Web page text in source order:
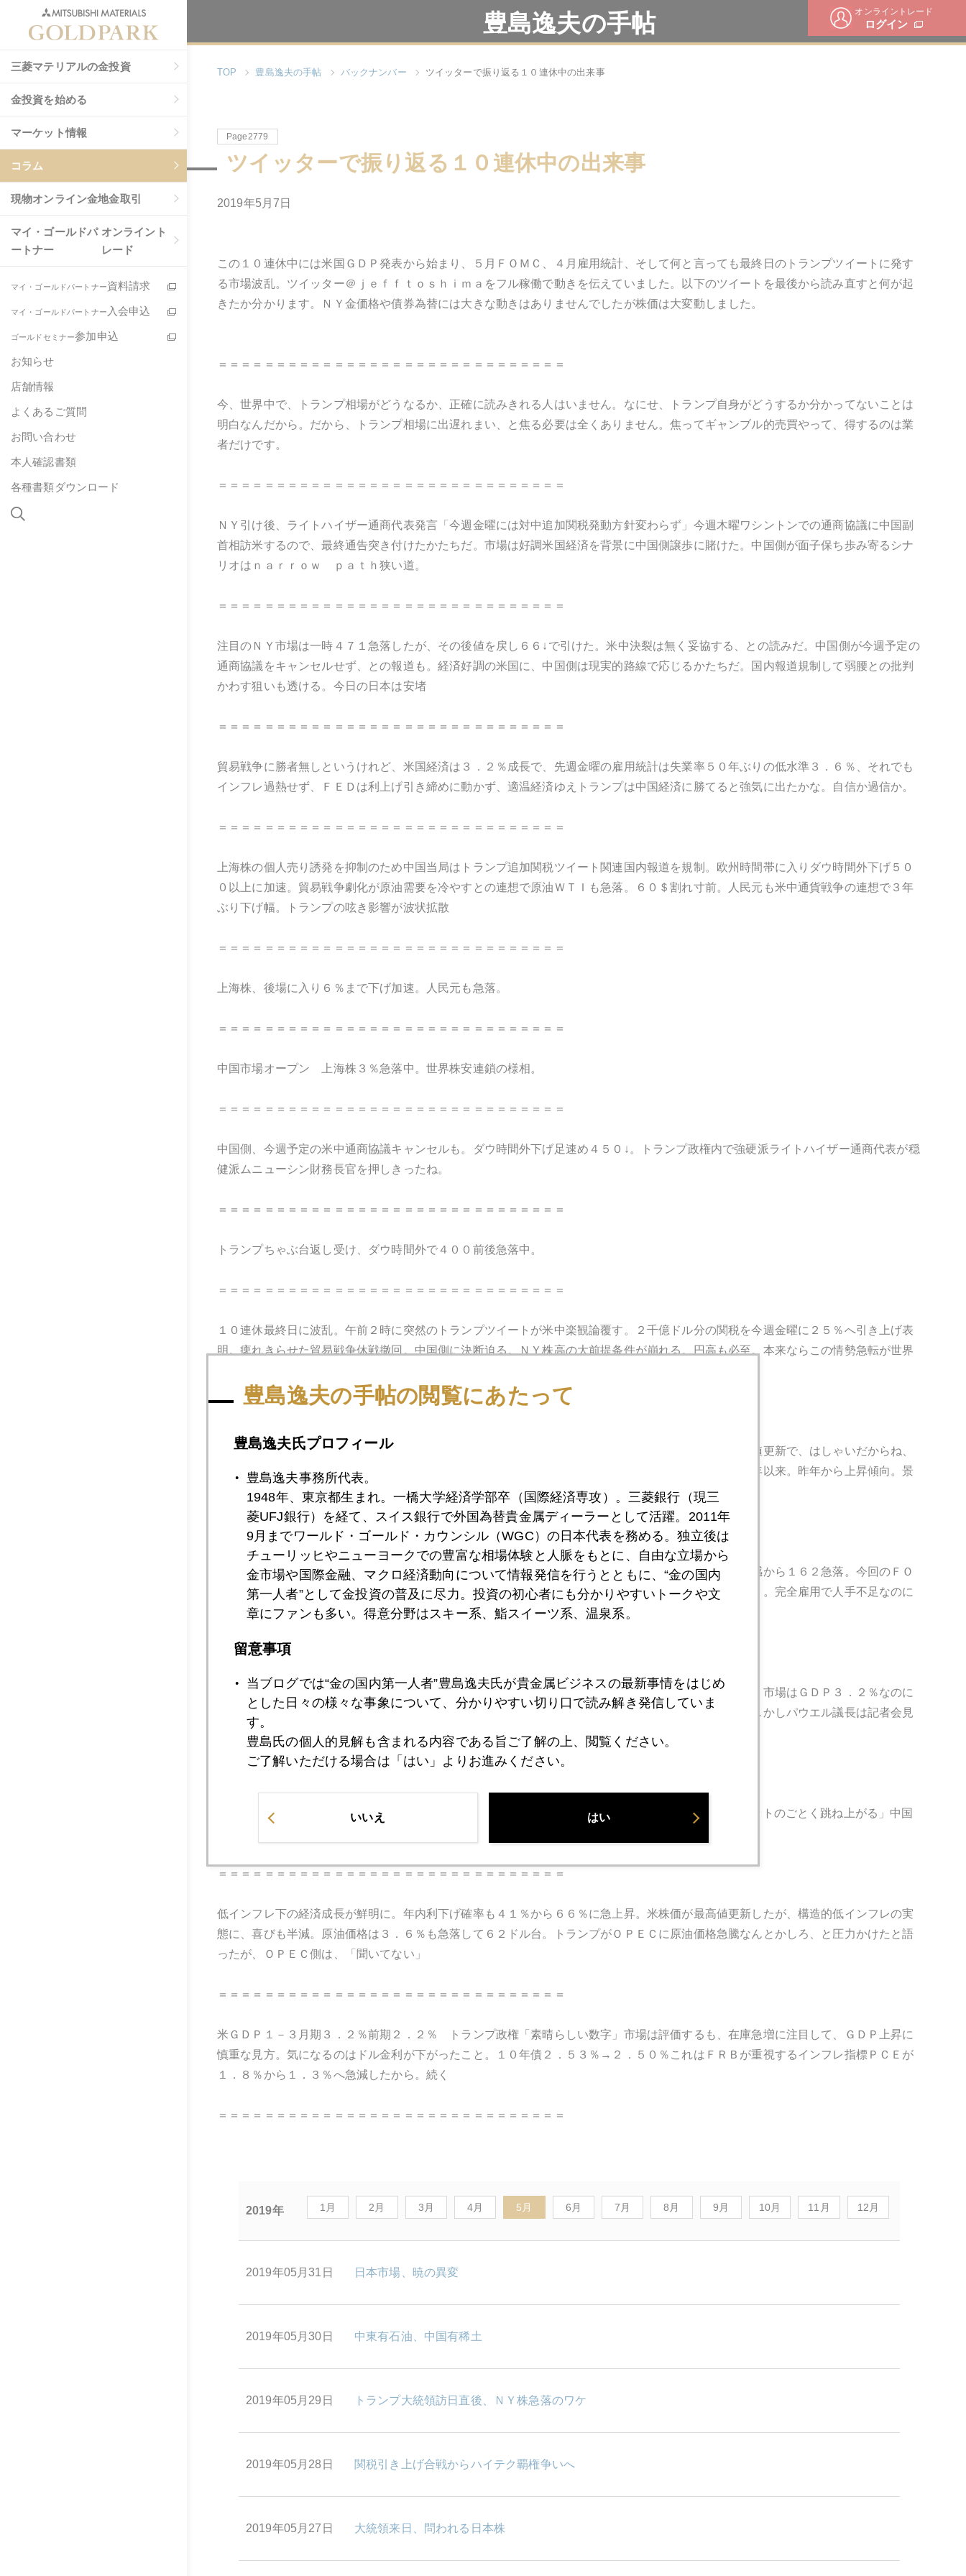
オンライントレード
ログイン
三菱マテリアルの金投資
金投資を始める
マーケット情報
コラム
現物オンライン金地金取引
マイ・ゴールドパ
ートナー
オンライント
レード
マイ・ゴールドパートナー資料請求
マイ・ゴールドパートナー 入会申込
ゴールドセミナー参加申込
お知らせ
店舗情報
よくあるご質問
お問い合わせ
本人確認書類
各種書類ダウンロード
豊島逸夫の手帖
TOP 豊島逸夫の手帖 バックナンバー ツイッターで振り返る１０連休中の出来事
Page2779
ツイッターで振り返る１０連休中の出来事
2019年5月7日
この１０連休中には米国ＧＤＰ発表から始まり、５月ＦＯＭＣ、４月雇用統計、そして何と言っても最終日のトランプツイートに発す
る市場波乱。ツイッター＠ｊｅｆｆｔｏｓｈｉｍａをフル稼働で動きを伝えていました。以下のツイートを最後から読み直すと何が起
きたか分かります。ＮＹ金価格や債券為替には大きな動きはありませんでしたが株価は大変動しました。
＝＝＝＝＝＝＝＝＝＝＝＝＝＝＝＝＝＝＝＝＝＝＝＝＝＝＝＝＝＝
今、世界中で、トランプ相場がどうなるか、正確に読みきれる人はいません。なにせ、トランプ自身がどうするか分かってないことは
明白なんだから。だから、トランプ相場に出遅れまい、と焦る必要は全くありません。焦ってギャンブル的売買やって、得するのは業
者だけです。
＝＝＝＝＝＝＝＝＝＝＝＝＝＝＝＝＝＝＝＝＝＝＝＝＝＝＝＝＝＝
ＮＹ引け後、ライトハイザー通商代表発言「今週金曜には対中追加関税発動方針変わらず」今週木曜ワシントンでの通商協議に中国副
首相訪米するので、最終通告突き付けたかたちだ。市場は好調米国経済を背景に中国側譲歩に賭けた。中国側が面子保ち歩み寄るシナ
リオはｎａｒｒｏｗ ｐａｔｈ狭い道。
＝＝＝＝＝＝＝＝＝＝＝＝＝＝＝＝＝＝＝＝＝＝＝＝＝＝＝＝＝＝
注目のＮＹ市場は一時４７１急落したが、その後値を戻し６６↓で引けた。米中決裂は無く妥協する、との読みだ。中国側が今週予定の
通商協議をキャンセルせず、との報道も。経済好調の米国に、中国側は現実的路線で応じるかたちだ。国内報道規制して弱腰との批判
かわす狙いも透ける。今日の日本は安堵
＝＝＝＝＝＝＝＝＝＝＝＝＝＝＝＝＝＝＝＝＝＝＝＝＝＝＝＝＝＝
貿易戦争に勝者無しというけれど、米国経済は３．２％成長で、先週金曜の雇用統計は失業率５０年ぶりの低水準３．６％、それでも
インフレ過熱せず、ＦＥＤは利上げ引き締めに動かず、適温経済ゆえトランプは中国経済に勝てると強気に出たかな。自信か過信か。
＝＝＝＝＝＝＝＝＝＝＝＝＝＝＝＝＝＝＝＝＝＝＝＝＝＝＝＝＝＝
上海株の個人売り誘発を抑制のため中国当局はトランプ追加関税ツイート関連国内報道を規制。欧州時間帯に入りダウ時間外下げ５０
０以上に加速。貿易戦争劇化が原油需要を冷やすとの連想で原油ＷＴＩも急落。６０＄割れ寸前。人民元も米中通貨戦争の連想で３年
ぶり下げ幅。トランプの呟き影響が波状拡散
＝＝＝＝＝＝＝＝＝＝＝＝＝＝＝＝＝＝＝＝＝＝＝＝＝＝＝＝＝＝
上海株、後場に入り６％まで下げ加速。人民元も急落。
＝＝＝＝＝＝＝＝＝＝＝＝＝＝＝＝＝＝＝＝＝＝＝＝＝＝＝＝＝＝
中国市場オープン 上海株３％急落中。世界株安連鎖の様相。
＝＝＝＝＝＝＝＝＝＝＝＝＝＝＝＝＝＝＝＝＝＝＝＝＝＝＝＝＝＝
中国側、今週予定の米中通商協議キャンセルも。ダウ時間外下げ足速め４５０↓。トランプ政権内で強硬派ライトハイザー通商代表が穏
健派ムニューシン財務長官を押しきったね。
＝＝＝＝＝＝＝＝＝＝＝＝＝＝＝＝＝＝＝＝＝＝＝＝＝＝＝＝＝＝
トランプちゃぶ台返し受け、ダウ時間外で４００前後急落中。
＝＝＝＝＝＝＝＝＝＝＝＝＝＝＝＝＝＝＝＝＝＝＝＝＝＝＝＝＝＝
１０連休最終日に波乱。午前２時に突然のトランプツイートが米中楽観論覆す。２千億ドル分の関税を今週金曜に２５％へ引き上げ表
明。痺れきらせた貿易戦争休戦撤回。中国側に決断迫る。ＮＹ株高の大前提条件が崩れる。円高も必至。本来ならこの情勢急転が世界
＝＝＝＝＝＝＝＝＝＝＝＝＝＝＝＝＝＝＝＝＝＝＝＝＝＝＝＝＝＝
Ｓｅｌｌ ｉｎ Ｍａｙで始まった５月相場。ダウ１２２続落。原油３％急落等要因。４月はＮＹ最高値更新で、はしゃいだからね、
宴の後の二日酔い相場だよ。今日の私の注目点は米経済の労働生産性１－３月３．６％上昇。２０１４年以来。昨年から上昇傾向。景
気良くなっても低インフレの理由にもなるよ
＝＝＝＝＝＝＝＝＝＝＝＝＝＝＝＝＝＝＝＝＝＝＝＝＝＝＝＝＝＝
続き 年内利下げ期待に先走り気味の市場を牽制した。日中プラス圏だったダウが終わってみれば失望感から１６２急落。今回のＦＯ
ＭＣ記者会見は日銀金融政策決定会合後の記者会見みたいでインフレ率２％未達の議論に終始した感あり。完全雇用で人手不足なのに
物価上がらない「謎解き」
＝＝＝＝＝＝＝＝＝＝＝＝＝＝＝＝＝＝＝＝＝＝＝＝＝＝＝＝＝＝
ＦＯＭＣ騒動。日本時間午前３時から短時間で市場乱高下。ダウは上昇後急落。ドル金利急落後急反騰。市場はＧＤＰ３．２％なのに
インフレ率１．５％前後に急落に注目して、インフレ率を活性化させるための利下げを期待していた。しかしパウエル議長は記者会見
でインフレ率急落は一時的と繰り返し 続く
トランプ、「ＦＲＢが１％の利下げと量的緩和再開Ｑ４すれば、米国経済成長率は３．２％から、ロケットのごとく跳ね上がる」中国
＝＝＝＝＝＝＝＝＝＝＝＝＝＝＝＝＝＝＝＝＝＝＝＝＝＝＝＝＝＝
低インフレ下の経済成長が鮮明に。年内利下げ確率も４１％から６６％に急上昇。米株価が最高値更新したが、構造的低インフレの実
態に、喜びも半減。原油価格は３．６％も急落して６２ドル台。トランプがＯＰＥＣに原油価格急騰なんとかしろ、と圧力かけたと語
ったが、ＯＰＥＣ側は、「聞いてない」
＝＝＝＝＝＝＝＝＝＝＝＝＝＝＝＝＝＝＝＝＝＝＝＝＝＝＝＝＝＝
米ＧＤＰ１－３月期３．２％前期２．２％ トランプ政権「素晴らしい数字」市場は評価するも、在庫急増に注目して、ＧＤＰ上昇に
慎重な見方。気になるのはドル金利が下がったこと。１０年債２．５３％→２．５０％これはＦＲＢが重視するインフレ指標ＰＣＥが
１．８％から１．３％へ急減したから。続く
＝＝＝＝＝＝＝＝＝＝＝＝＝＝＝＝＝＝＝＝＝＝＝＝＝＝＝＝＝＝
2019年 1月 2月 3月 4月 5月 6月 7月 8月 9月 10月 11月 12月
2019年05月31日 日本市場、暁の異変
2019年05月30日 中東有石油、中国有稀土
2019年05月29日 トランプ大統領訪日直後、ＮＹ株急落のワケ
2019年05月28日 関税引き上げ合戦からハイテク覇権争いへ
2019年05月27日 大統領来日、問われる日本株
豊島逸夫の手帖の閲覧にあたって
豊島逸夫氏プロフィール
豊島逸夫事務所代表。
1948年、東京都生まれ。一橋大学経済学部卒（国際経済専攻）。三菱銀行（現三
菱UFJ銀行）を経て、スイス銀行で外国為替貴金属ディーラーとして活躍。2011年
9月までワールド・ゴールド・カウンシル（WGC）の日本代表を務める。独立後は
チューリッヒやニューヨークでの豊富な相場体験と人脈をもとに、自由な立場から
金市場や国際金融、マクロ経済動向について情報発信を行うとともに、“金の国内
第一人者”として金投資の普及に尽力。投資の初心者にも分かりやすいトークや文
章にファンも多い。得意分野はスキー系、鮨スイーツ系、温泉系。
留意事項
当ブログでは“金の国内第一人者”豊島逸夫氏が貴金属ビジネスの最新事情をはじめ
とした日々の様々な事象について、分かりやすい切り口で読み解き発信していま
す。
豊島氏の個人的見解も含まれる内容である旨ご了解の上、閲覧ください。
ご了解いただける場合は「はい」よりお進みください。
いいえ はい